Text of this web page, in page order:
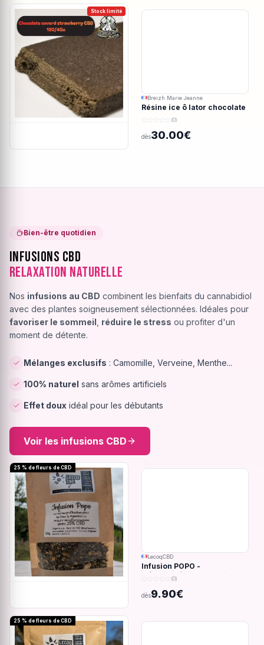
Stock limité
Breizh Marie Jeanne
Résine ice ô lator chocolate
covered strawberry CBD
(0)
dès30.00€
Bien-être quotidien
Infusions CBD
Relaxation Naturelle
Nos infusions au CBD combinent les bienfaits du cannabidiol
avec des plantes soigneusement sélectionnées. Idéales pour
favoriser le sommeil réduire le stress ou profiter d'un
moment de détente.
Mélanges exclusifs : Camomille, Verveine, Menthe...
100% naturel sans arômes artificiels
Effet doux idéal pour les débutants
Voir les infusions CBD
25 % de fleurs de CBD
LecoqCBD
Infusion POPO -
Inflammations du système
digestif - 32g
(0)
dès9.90€
25 % de fleurs de CBD